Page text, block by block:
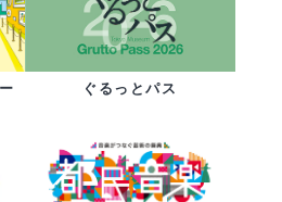
ぐるっとパス